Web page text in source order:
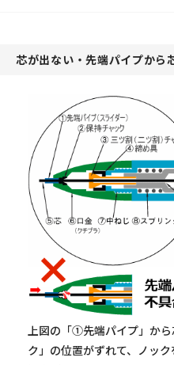
芯が出ない・先端パイプから
上図の「①先端パイプ」か
ク」の位置がずれて、ノッ